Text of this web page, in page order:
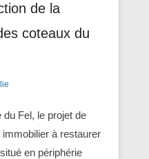
de la
coteaux du
du Fel, le projet de
à restaurer
en périphérie